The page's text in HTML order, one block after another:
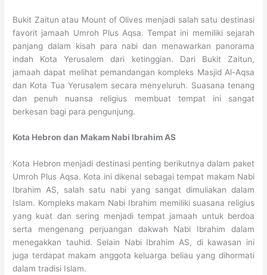
Bukit Zaitun atau Mount of Olives menjadi salah satu destinasi
favorit jamaah Umroh Plus Aqsa. Tempat ini memiliki sejarah
panjang dalam kisah para nabi dan menawarkan panorama
indah Kota Yerusalem dari ketinggian. Dari Bukit Zaitun,
jamaah dapat melihat pemandangan kompleks Masjid Al-Aqsa
dan Kota Tua Yerusalem secara menyeluruh. Suasana tenang
dan penuh nuansa religius membuat tempat ini sangat
berkesan bagi para pengunjung.
Kota Hebron dan Makam Nabi Ibrahim AS
Kota Hebron menjadi destinasi penting berikutnya dalam paket
Umroh Plus Aqsa. Kota ini dikenal sebagai tempat makam Nabi
Ibrahim AS, salah satu nabi yang sangat dimuliakan dalam
Islam. Kompleks makam Nabi Ibrahim memiliki suasana religius
yang kuat dan sering menjadi tempat jamaah untuk berdoa
serta mengenang perjuangan dakwah Nabi Ibrahim dalam
menegakkan tauhid. Selain Nabi Ibrahim AS, di kawasan ini
juga terdapat makam anggota keluarga beliau yang dihormati
dalam tradisi Islam.